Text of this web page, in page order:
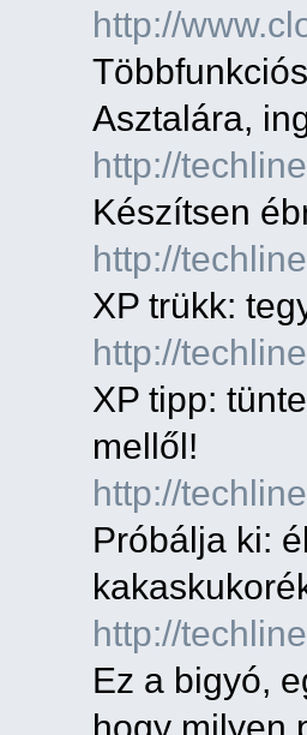
http://
Asztalára,
http://
Készítsen
http://
XP trükk:
http://
XP tipp:
mellől!
http://
Próbálja ki:
http://
Ez a bigyó,